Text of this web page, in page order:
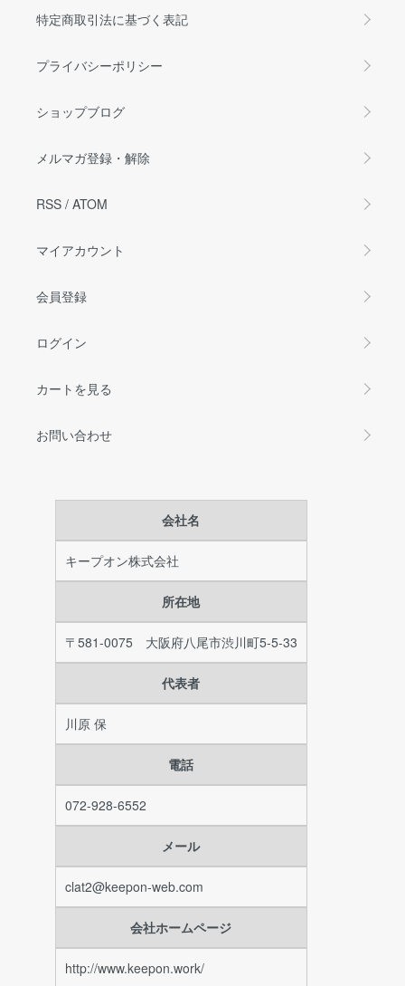
特定商取引法に基づく表記
プライバシーポリシー
ショップブログ
メルマガ登録・解除
RSS / ATOM
マイアカウント
会員登録
ログイン
カートを見る
お問い合わせ
会社名
キープオン株式会社
所在地
〒581-0075 大阪府八尾市渋川町5-5-33
代表者
川原 保
電話
072-928-6552
メール
clat2@keepon-web.com
会社ホームページ
http://www.keepon.work/